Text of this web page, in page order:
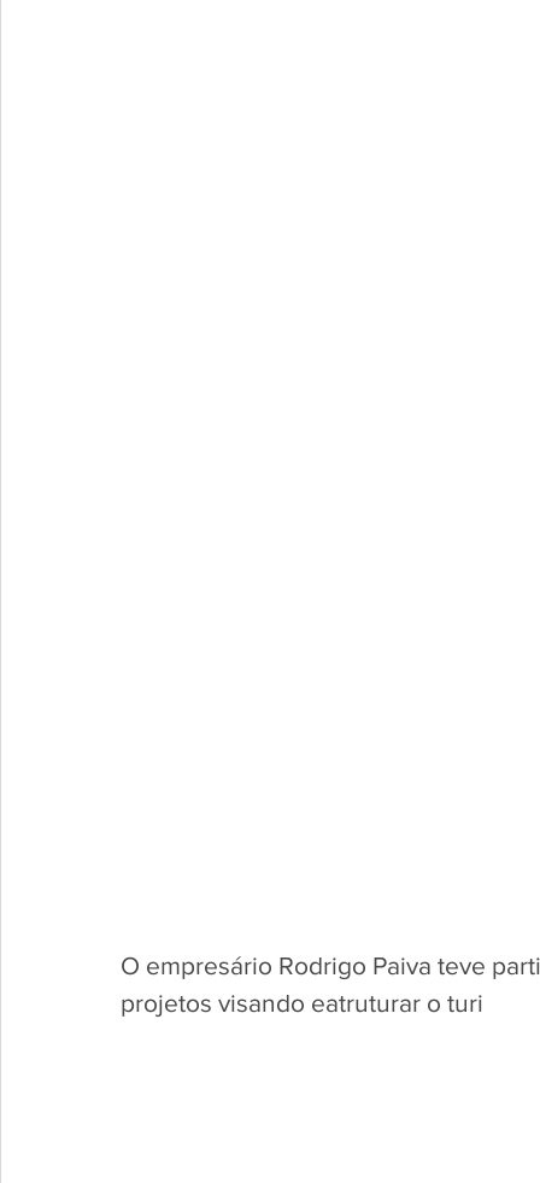
O empresário Rodrigo Paiva teve
projetos visando eatruturar o turi